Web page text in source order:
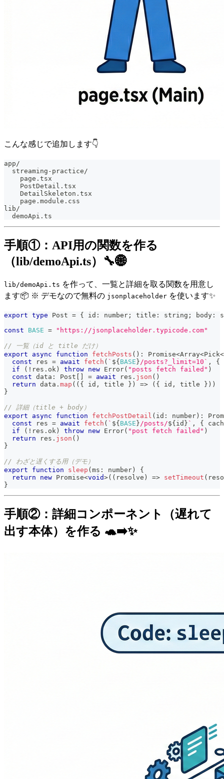
こんな感じで追加します👇
app/
  streaming-practice/
    page.tsx
    PostDetail.tsx
    DetailSkeleton.tsx
    page.module.css
lib/
  demoApi.ts
手順①：API用の関数を作る
（lib/demoApi.ts）🔧🌐
lib/demoApi.ts を作って、一覧と詳細を取る関数を用意し
ます📦 ※ デモなので無料の jsonplaceholder を使います✨
export type Post = { id : number ; title : string ; body :
const
BASE = "https://jsonplaceholder.typicode.com"
// 一覧（id と title だけ）
export
async function fetchPosts ( ) : Promise<Array<Pick<
const res = await fetch ( ` ${ BASE } /posts?_limit=10 ` , {
if
( ! res . ok ) throw new Error( "posts fetch failed" )
const data : Post = await res . json ( )
return data . map ( ( { id , title } ) => ( { id , title } ) )
}
// 詳細（title + body）
export
async function fetchPostDetail ( id : number ) :
const res = await fetch ( ` ${ BASE } /posts/${ id } ` , {
if
( ! res . ok ) throw new Error( "post fetch failed" )
return res . json ( )
}
// わざと遅くする用（デモ）
export
function sleep ( ms : number )
{
return
new Promise<void>( ( resolve ) => setTimeout (
}
手順②：詳細コンポーネント（遅れて
出す本体）を作る 🐢➡️✨